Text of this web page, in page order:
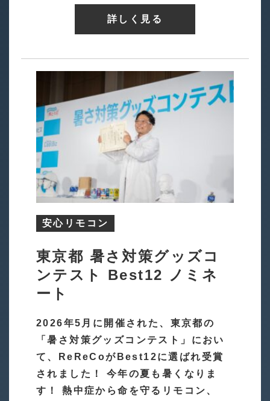
詳しく見る
安心リモコン
東京都 暑さ対策グッズコ
ンテスト Best12 ノミネ
ート
2026年5月に開催された、東京都の
「暑さ対策グッズコンテスト」におい
て、ReReCoがBest12に選ばれ受賞
されました！ 今年の夏も暑くなりま
す！ 熱中症から命を守るリモコン、